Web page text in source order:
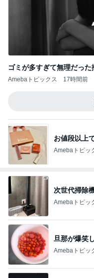
ゴミが多すぎて無理だった
Amebaトピックス 17時間前
お値段以上
Amebaトピッ
次世代掃除
Amebaトピッ
旦那が爆笑
Amebaトピッ